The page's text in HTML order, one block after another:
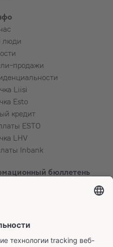
люди
продажи
Liisi
Esto
кредит
ESTO
LHV
Inbank
бюллетень
оплаты